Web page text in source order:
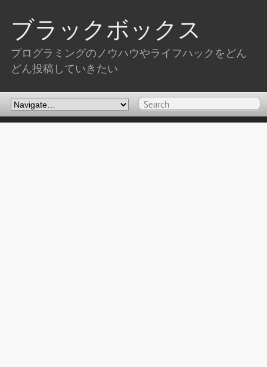
ブラックボックス
プログラミングのノウハウやライフハックをどん
どん投稿していきたい